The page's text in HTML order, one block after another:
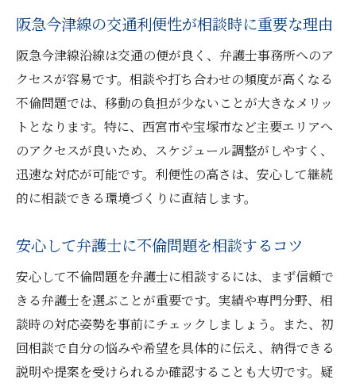
阪急今津線沿線のアクセス性を活かした選
び方
弁護士の対応力と相性を見極めるチェック
ポイント
相談前に準備したいことや必要な書類につ
いて
オンライン相談を活用した弁護士選びの利
点
信頼構築のために弁護士と話すべき内容
不倫問題解決に弁護士の知識が不可欠な理
弁護士が教える不倫の証拠集めの基本と注
意点
阪急今津線の交通利便性が相談時に重要な理由
阪急今津線沿線は交通の便が良く、弁護士事務所へのア
クセスが容易です。相談や打ち合わせの頻度が高くなる
不倫問題では、移動の負担が少ないことが大きなメリッ
トとなります。特に、西宮市や宝塚市など主要エリアへ
のアクセスが良いため、スケジュール調整がしやすく、
迅速な対応が可能です。利便性の高さは、安心して継続
的に相談できる環境づくりに直結します。
安心して弁護士に不倫問題を相談するコツ
安心して不倫問題を弁護士に相談するには、まず信頼で
きる弁護士を選ぶことが重要です。実績や専門分野、相
談時の対応姿勢を事前にチェックしましょう。また、初
回相談で自分の悩みや希望を具体的に伝え、納得できる
説明や提案を受けられるか確認することも大切です。疑